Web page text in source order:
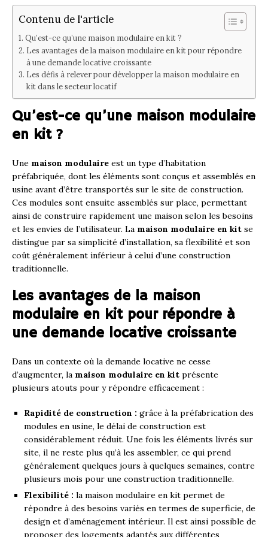
Contenu de l'article
Qu’est-ce qu’une maison modulaire en kit ?
Les avantages de la maison modulaire en kit pour répondre
à une demande locative croissante
Les défis à relever pour développer la maison modulaire en
kit dans le secteur locatif
Qu’est-ce qu’une maison modulaire
en kit ?
Une maison modulaire est un type d’habitation
préfabriquée, dont les éléments sont conçus et assemblés en
usine avant d’être transportés sur le site de construction.
Ces modules sont ensuite assemblés sur place, permettant
ainsi de construire rapidement une maison selon les besoins
et les envies de l’utilisateur. La maison modulaire en kit se
distingue par sa simplicité d’installation, sa flexibilité et son
coût généralement inférieur à celui d’une construction
traditionnelle.
Les avantages de la maison
modulaire en kit pour répondre à
une demande locative croissante
Dans un contexte où la demande locative ne cesse
d’augmenter, la maison modulaire en kit présente
plusieurs atouts pour y répondre efficacement :
Rapidité de construction : grâce à la préfabrication des
modules en usine, le délai de construction est
considérablement réduit. Une fois les éléments livrés sur
site, il ne reste plus qu’à les assembler, ce qui prend
généralement quelques jours à quelques semaines, contre
plusieurs mois pour une construction traditionnelle.
Flexibilité : la maison modulaire en kit permet de
répondre à des besoins variés en termes de superficie, de
design et d’aménagement intérieur. Il est ainsi possible de